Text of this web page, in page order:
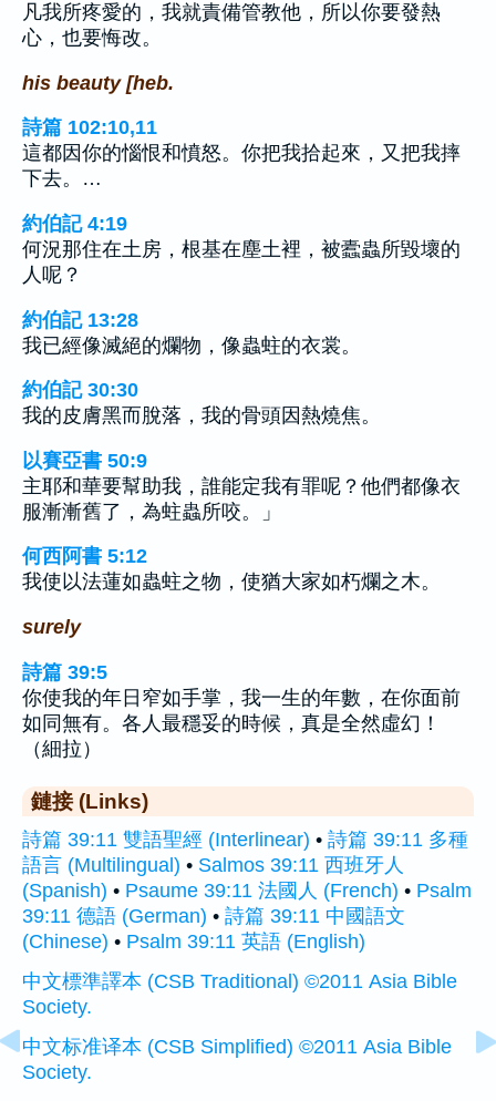
凡我所疼愛的，我就責備管教他，所以你要發熱
心，也要悔改。
his beauty [heb.
詩篇 102:10,11
這都因你的惱恨和憤怒。你把我拾起來，又把我摔
下去。…
約伯記 4:19
何況那住在土房，根基在塵土裡，被蠹蟲所毀壞的
人呢？
約伯記 13:28
我已經像滅絕的爛物，像蟲蛀的衣裳。
約伯記 30:30
我的皮膚黑而脫落，我的骨頭因熱燒焦。
以賽亞書 50:9
主耶和華要幫助我，誰能定我有罪呢？他們都像衣
服漸漸舊了，為蛀蟲所咬。」
何西阿書 5:12
我使以法蓮如蟲蛀之物，使猶大家如朽爛之木。
surely
詩篇 39:5
你使我的年日窄如手掌，我一生的年數，在你面前
如同無有。各人最穩妥的時候，真是全然虛幻！
（細拉）
鏈接 (Links)
詩篇 39:11 雙語聖經 (Interlinear) • 詩篇 39:11 多種
語言 (Multilingual) • Salmos 39:11 西班牙人
(Spanish) • Psaume 39:11 法國人 (French) • Psalm
39:11 德語 (German) • 詩篇 39:11 中國語文
(Chinese) • Psalm 39:11 英語 (English)
中文標準譯本 (CSB Traditional) ©2011 Asia Bible
Society.
中文标准译本 (CSB Simplified) ©2011 Asia Bible
Society.